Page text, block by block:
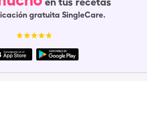
gratuita SingleCare.